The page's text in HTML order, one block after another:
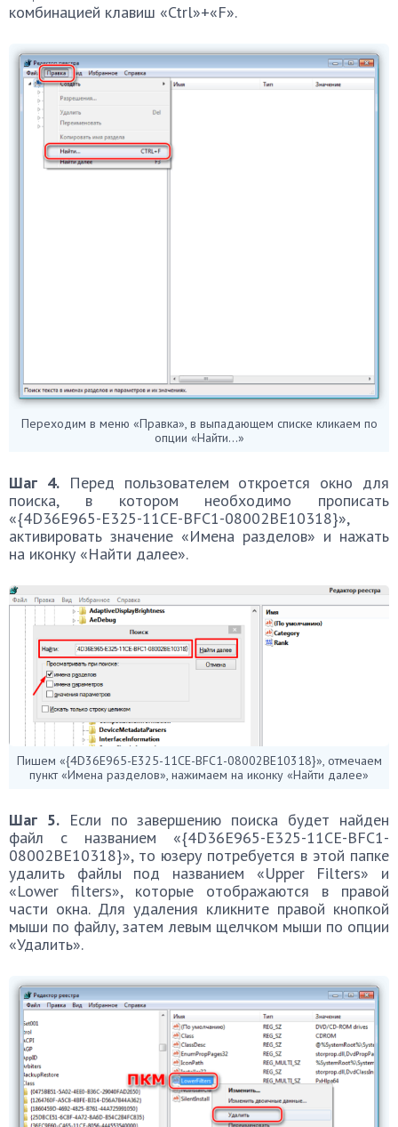
комбинацией клавиш «Ctrl»+«F».
Переходим в меню «Правка», в выпадающем списке кликаем по
опции «Найти…»
Шаг 4.Перед пользователем откроется окно для
поиска, в котором необходимо прописать
«{4D36E965-E325-11CE-BFC1-08002BE10318}»,
активировать значение «Имена разделов» и нажать
на иконку «Найти далее».
Пишем «{4D36E965-E325-11CE-BFC1-08002BE10318}», отмечаем
пункт «Имена разделов», нажимаем на иконку «Найти далее»
Шаг 5.Если по завершению поиска будет найден
файл с названием «{4D36E965-E325-11CE-BFC1-
08002BE10318}», то юзеру потребуется в этой папке
удалить файлы под названием «Upper Filters» и
«Lower filters», которые отображаются в правой
части окна. Для удаления кликните правой кнопкой
мыши по файлу, затем левым щелчком мыши по опции
«Удалить».